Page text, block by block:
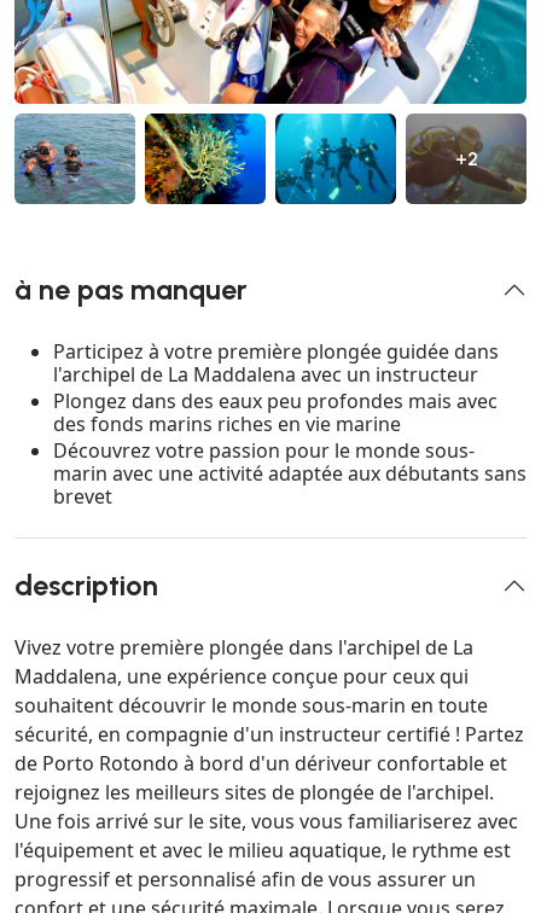
+2
à ne pas manquer
Participez à votre première plongée guidée dans
l'archipel de La Maddalena avec un instructeur
Plongez dans des eaux peu profondes mais avec
des fonds marins riches en vie marine
Découvrez votre passion pour le monde sous-
marin avec une activité adaptée aux débutants sans
brevet
description
Vivez votre première plongée dans l'archipel de La
Maddalena, une expérience conçue pour ceux qui
souhaitent découvrir le monde sous-marin en toute
sécurité, en compagnie d'un instructeur certifié ! Partez
de Porto Rotondo à bord d'un dériveur confortable et
rejoignez les meilleurs sites de plongée de l'archipel.
Une fois arrivé sur le site, vous vous familiariserez avec
l'équipement et avec le milieu aquatique, le rythme est
progressif et personnalisé afin de vous assurer un